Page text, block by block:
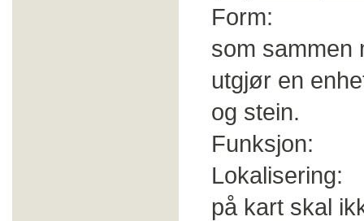
Form:
som sammen
utgjør en
og stein.
Funksjon:
Lokalisering:
på kart skal